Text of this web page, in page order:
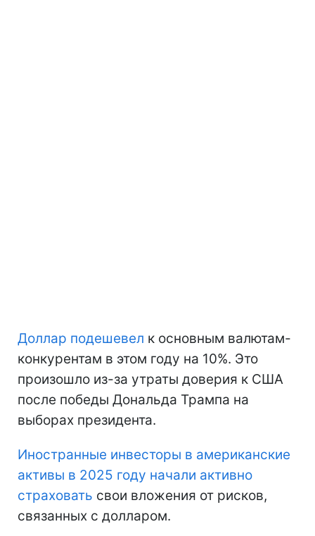
Доллар подешевел к основным валютам-
конкурентам в этом году на 10%. Это
произошло из-за утраты доверия к США
после победы Дональда Трампа на
выборах президента.
Иностранные инвесторы в американские
активы в 2025 году начали активно
страховать свои вложения от рисков,
связанных с долларом.